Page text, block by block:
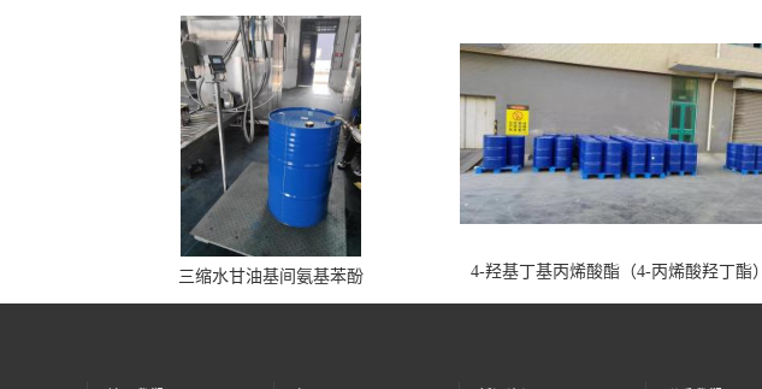
三缩水甘油基间氨基苯酚 4-羟基丁基丙烯酸酯（4-丙烯酸羟丁酯）